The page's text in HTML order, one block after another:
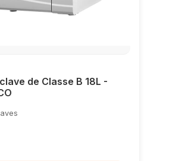
de Classe B 18L -